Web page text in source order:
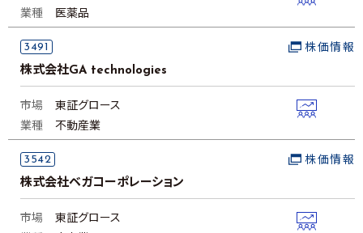
業種
医薬品
3491
株式会社GA technologies
株価情報
市場
東証グロース
業種
不動産業
3542
株式会社ベガコーポレーション
株価情報
市場
東証グロース